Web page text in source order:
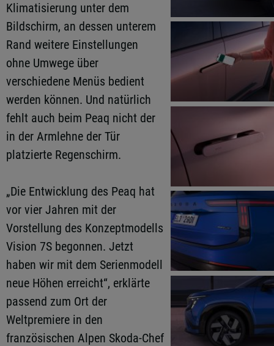
Klimatisierung unter dem
Bildschirm, an dessen unterem
Rand weitere Einstellungen
ohne Umwege über
verschiedene Menüs bedient
werden können. Und natürlich
fehlt auch beim Peaq nicht der
in der Armlehne der Tür
platzierte Regenschirm.
„Die Entwicklung des Peaq hat
vor vier Jahren mit der
Vorstellung des Konzeptmodells
Vision 7S begonnen. Jetzt
haben wir mit dem Serienmodell
neue Höhen erreicht“, erklärte
passend zum Ort der
Weltpremiere in den
französischen Alpen Skoda-Chef